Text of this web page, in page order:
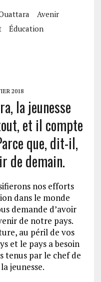
Avenir
Éducation
2018
la jeunesse
et il compte
que, dit-il,
de demain.
nos efforts
dans le monde
demande d’avoir
de notre pays.
au péril de vos
et le pays a besoin
tenus par le chef de
jeunesse.